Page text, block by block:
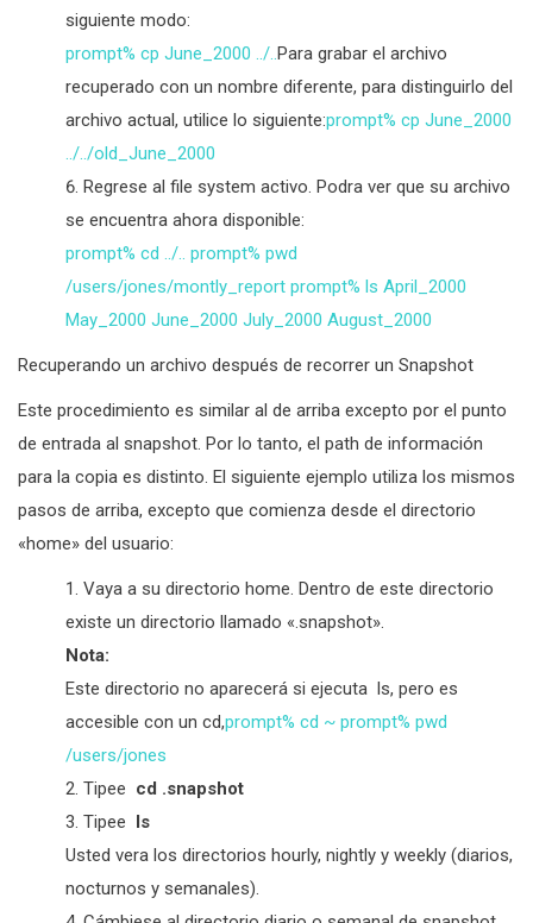
siguiente modo:
prompt% cp June_2000 ../..Para grabar el archivo
recuperado con un nombre diferente, para distinguirlo del
archivo actual, utilice lo siguiente:prompt% cp June_2000
../../old_June_2000
Regrese al file system activo. Podra ver que su archivo
se encuentra ahora disponible:
prompt% cd ../.. prompt% pwd
/users/jones/montly_report prompt% ls April_2000
May_2000 June_2000 July_2000 August_2000
Recuperando un archivo después de recorrer un Snapshot
Este procedimiento es similar al de arriba excepto por el punto
de entrada al snapshot. Por lo tanto, el path de información
para la copia es distinto. El siguiente ejemplo utiliza los mismos
pasos de arriba, excepto que comienza desde el directorio
«home» del usuario:
Vaya a su directorio home. Dentro de este directorio
existe un directorio llamado «.snapshot».
Nota:
Este directorio no aparecerá si ejecuta ls, pero es
accesible con un cd,prompt% cd ~ prompt% pwd
/users/jones
Tipee cd .snapshot
Tipee
ls
Usted vera los directorios hourly, nightly y weekly (diarios,
nocturnos y semanales).